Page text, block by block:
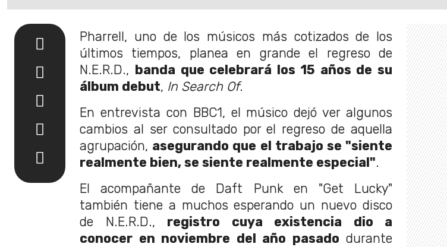
Pharrell, uno de los músicos más cotizados de los
últimos tiempos, planea en grande el regreso de
N.E.R.D., banda que celebrará los 15 años de su
álbum debut, In Search Of.
En entrevista con BBC1, el músico dejó ver algunos
cambios al ser consultado por el regreso de aquella
agrupación, asegurando que el trabajo se "siente
realmente bien, se siente realmente especial".
El acompañante de Daft Punk en "Get Lucky"
también tiene a muchos esperando un nuevo disco
de N.E.R.D., registro cuya existencia dio a
conocer en noviembre del año pasado durante